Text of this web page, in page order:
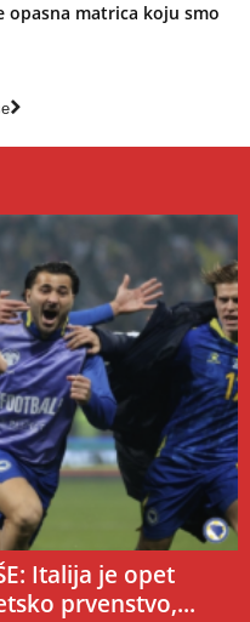
opasna matrica koju smo
Italija je opet
prvenstvo,...